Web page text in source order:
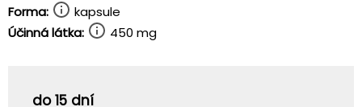
Forma:
kapsule
Účinná látka:
450 mg
do 15 dní